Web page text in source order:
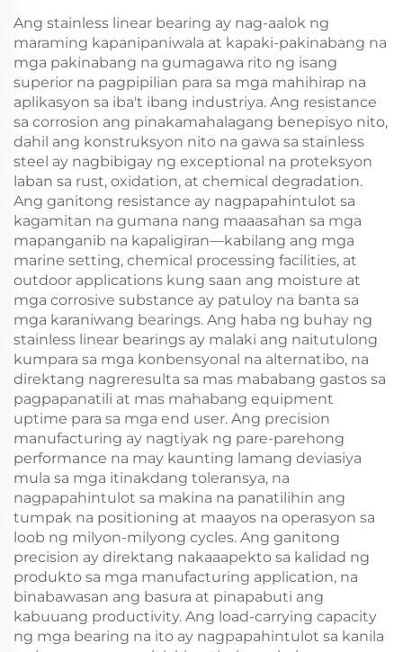
Ang stainless linear bearing ay nag-aalok ng
maraming kapanipaniwala at kapaki-pakinabang na
mga pakinabang na gumagawa rito ng isang
superior na pagpipilian para sa mga mahihirap na
aplikasyon sa iba't ibang industriya. Ang resistance
sa corrosion ang pinakamahalagang benepisyo nito,
dahil ang konstruksyon nito na gawa sa stainless
steel ay nagbibigay ng exceptional na proteksyon
laban sa rust, oxidation, at chemical degradation.
Ang ganitong resistance ay nagpapahintulot sa
kagamitan na gumana nang maaasahan sa mga
mapanganib na kapaligiran—kabilang ang mga
marine setting, chemical processing facilities, at
outdoor applications kung saan ang moisture at
mga corrosive substance ay patuloy na banta sa
mga karaniwang bearings. Ang haba ng buhay ng
stainless linear bearings ay malaki ang naitutulong
kumpara sa mga konbensyonal na alternatibo, na
direktang nagreresulta sa mas mababang gastos sa
pagpapanatili at mas mahabang equipment
uptime para sa mga end user. Ang precision
manufacturing ay nagtiyak ng pare-parehong
performance na may kaunting lamang deviasiya
mula sa mga itinakdang toleransya, na
nagpapahintulot sa makina na panatilihin ang
tumpak na positioning at maayos na operasyon sa
loob ng milyon-milyong cycles. Ang ganitong
precision ay direktang nakaaapekto sa kalidad ng
produkto sa mga manufacturing application, na
binabawasan ang basura at pinapabuti ang
kabuuang productivity. Ang load-carrying capacity
ng mga bearing na ito ay nagpapahintulot sa kanila